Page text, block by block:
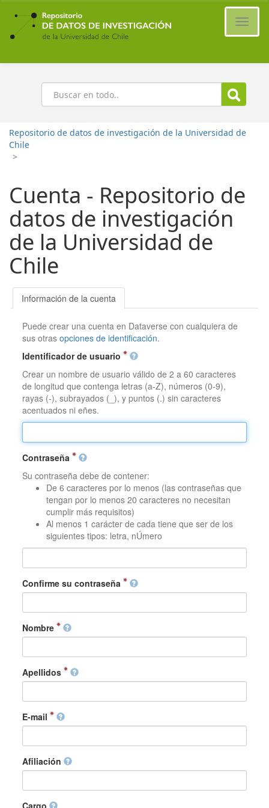
Ir
contenido
principal
Buscar
Repositorio de datos de investigación de la Universidad de
Chile
>
Cuenta - Repositorio de
datos de investigación
de la Universidad de
Chile
Información de la cuenta
Puede crear una cuenta en Dataverse con cualquiera de
sus otrasopciones de identificación.
Identificador de usuario
Crear un nombre de usuario válido de 2 a 60 caracteres
de longitud que contenga letras (a-Z), números (0-9),
rayas (-), subrayados (_), y puntos (.) sin caracteres
acentuados ni eñes.
Contraseña
Su contraseña debe de contener:
De 6 caracteres por lo menos (las contraseñas que
tengan por lo menos 20 caracteres no necesitan
cumplir más requisitos)
Al menos 1 carácter de cada tiene que ser de los
siguientes tipos: letra, nÚmero
Confirme su contraseña
Nombre
Apellidos
E-mail
Afiliación
Cargo